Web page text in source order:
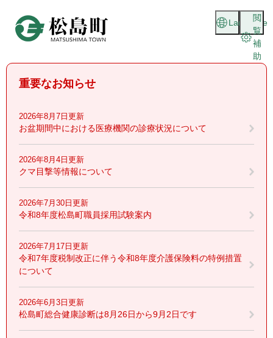
頭
閲
覧
補
助
Language
重要なお知らせ
2026年8月7日更新
お盆期間中における医療機関の診療状況について
2026年8月4日更新
クマ目撃等情報について
2026年7月30日更新
令和8年度松島町職員採用試験案内
2026年7月17日更新
令和7年度税制改正に伴う令和8年度介護保険料の特例措置
について
2026年6月3日更新
松島町総合健康診断は8月26日から9月2日です